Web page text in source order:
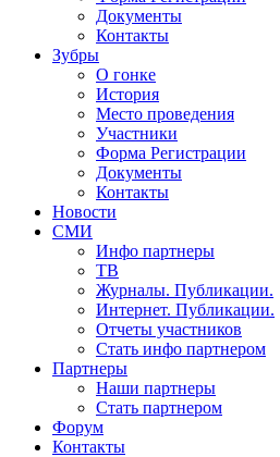
Документы
Контакты
Зубры
О гонке
История
Место проведения
Участники
Форма Регистрации
Документы
Контакты
Новости
СМИ
Инфо партнеры
ТВ
Журналы. Публикации.
Интернет. Публикации.
Отчеты участников
Стать инфо партнером
Партнеры
Наши партнеры
Стать партнером
Форум
Контакты